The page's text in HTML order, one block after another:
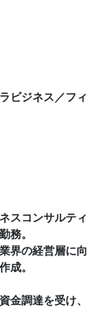
ビジネス／フィ
スコンサルティ
務。
界の経営層に向
成。
金調達を受け、